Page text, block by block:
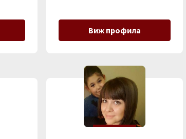
Виж профила